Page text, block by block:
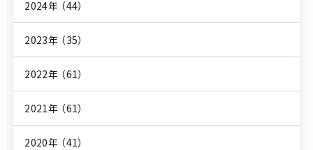
2024年 （44）
2023年 （35）
2022年 （61）
2021年 （61）
2020年 （41）